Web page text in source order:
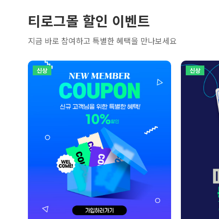
티로그몰 할인 이벤트
지금 바로 참여하고 특별한 혜택을 만나보세요
신상 신상